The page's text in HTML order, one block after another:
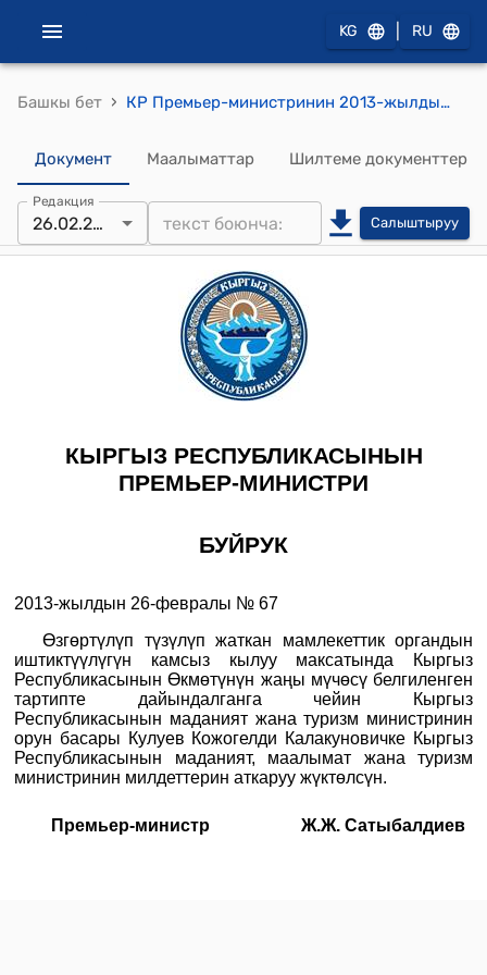
KG RU
Башкы бет › КР Премьер-министринин 2013-жылдын 26-февралындагы № 67 (К.К. Кулуев тууралуу) буйругу
Документ Маалыматтар Шилтеме документтер
Редакция
26.02.2013 Салыштыруу